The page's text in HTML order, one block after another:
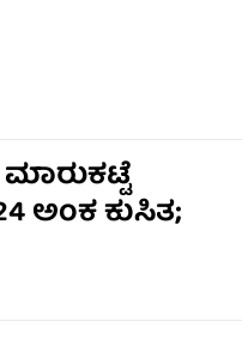
ಮಾರುಕಟ್ಟೆ
ಅಂಕ ಕುಸಿತ;